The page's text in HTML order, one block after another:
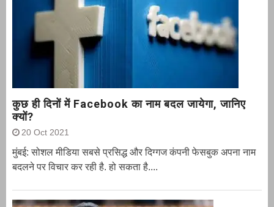
कुछ ही दिनों में Facebook का नाम बदल जायेगा, जानिए
क्यों?
20 Oct 2021
मुंबई: सोशल मीडिया सबसे प्रसिद्ध और दिग्गज कंपनी फेसबुक अपना नाम
बदलने पर विचार कर रही है. हो सकता है....